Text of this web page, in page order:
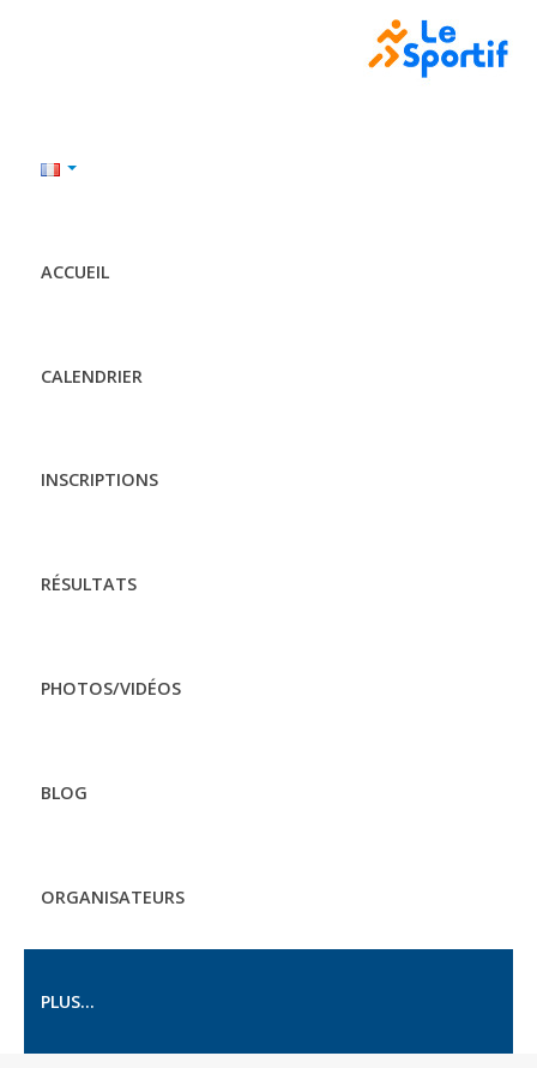
ACCUEIL
CALENDRIER
INSCRIPTIONS
RÉSULTATS
PHOTOS/VIDÉOS
BLOG
ORGANISATEURS
PLUS...